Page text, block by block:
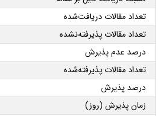
تعداد مقالات دریافت‌شده
تعداد مقالات پذیرفته‌نشده
درصد عدم پذیرش
تعداد مقالات پذیرفته‌شده
درصد پذیرش
زمان پذیرش (روز)